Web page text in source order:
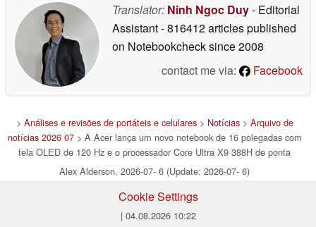
Translator: Ninh Ngoc Duy- Editorial
Assistant- 816412 articles published
on Notebookchecksince 2008
contact me via:
Facebook
> Análises e revisões de portáteis e celulares> Notícias> Arquivo de
notícias 2026 07> A Acer lança um novo notebook de 16 polegadas com
tela OLED de 120 Hz e o processador Core Ultra X9 388H de ponta
Alex Alderson, 2026-07- 6 (Update: 2026-07- 6)
Cookie Settings
| 04.08.2026 10:22